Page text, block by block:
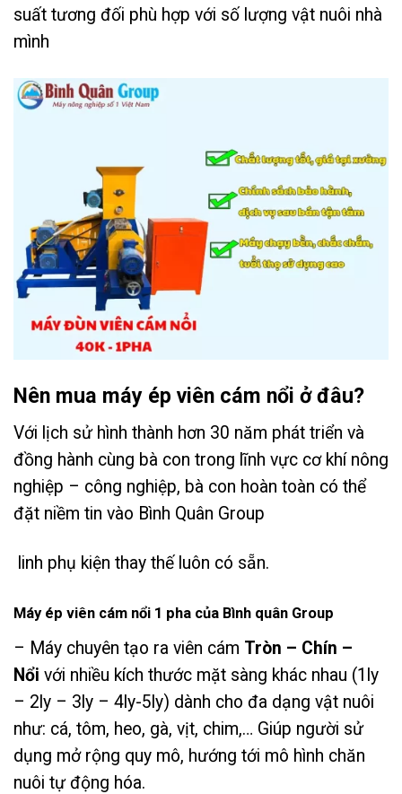
suất tương đối phù hợp với số lượng vật nuôi nhà
mình
Nên mua máy ép viên cám nổi ở đâu?
Với lịch sử hình thành hơn 30 năm phát triển và
đồng hành cùng bà con trong lĩnh vực cơ khí nông
nghiệp – công nghiệp, bà con hoàn toàn có thể
đặt niềm tin vào Bình Quân Group
linh phụ kiện thay thế luôn có sẵn.
Máy ép viên cám nổi 1 pha của Bình quân Group
– Máy chuyên tạo ra viên cám Tròn – Chín –
Nổi với nhiều kích thước mặt sàng khác nhau (1ly
– 2ly – 3ly – 4ly-5ly) dành cho đa dạng vật nuôi
như: cá, tôm, heo, gà, vịt, chim,… Giúp người sử
dụng mở rộng quy mô, hướng tới mô hình chăn
nuôi tự động hóa.